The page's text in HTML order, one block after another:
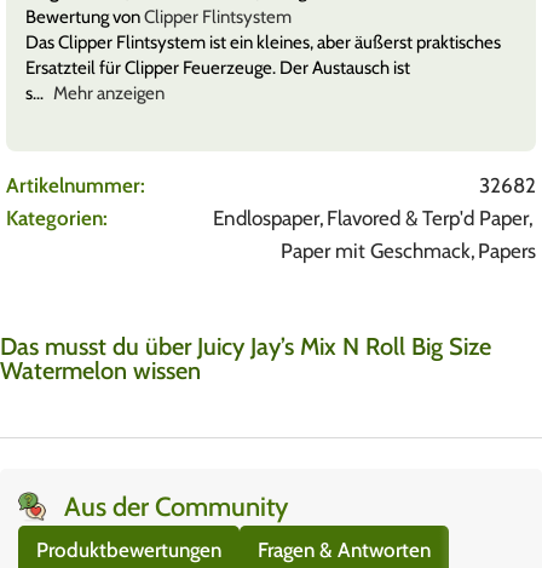
Bewertung vonClipper Flintsystem
Das Clipper Flintsystem ist ein kleines, aber äußerst praktisches
Ersatzteil für Clipper Feuerzeuge. Der Austausch ist
s
Mehr anzeigen
Artikelnummer:
32682
Kategorien:
Endlospaper, Flavored & Terp'd Paper,
Paper mit Geschmack, Papers
Das musst du über Juicy Jay’s Mix N Roll Big Size
Watermelon wissen
Aus der Community
Produktbewertungen Fragen & Antworten